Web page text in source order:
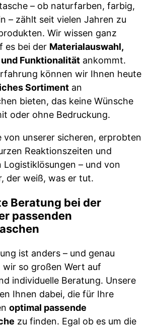
– ob naturfarben, farbig,
– zählt seit vielen Jahren zu
Wir wissen ganz
es bei der Materialauswahl,
Funktionalität ankommt.
können wir Ihnen heute
Sortiment an
bieten, das keine Wünsche
oder ohne Bedruckung.
von unserer sicheren, erprobten
Reaktionszeiten und
– und von
der weiß, was er tut.
Beratung bei der
passenden
ist anders – und genau
wir so großen Wert auf
individuelle Beratung. Unsere
Ihnen dabei, die für Ihre
optimal passende
zu finden. Egal ob es um die